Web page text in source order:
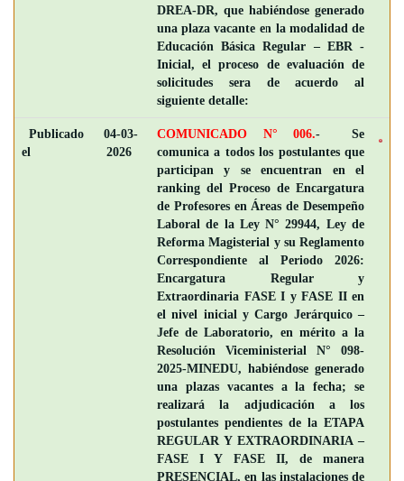
DREA-DR, que habiéndose generado
una plaza vacante en la modalidad de
Educación Básica Regular – EBR -
Inicial, el proceso de evaluación de
solicitudes sera de acuerdo al
siguiente detalle:
Publicado
el
04-03-
2026
COMUNICADO N° 006.- Se
comunica a todos los postulantes que
participan y se encuentran en el
ranking del Proceso de Encargatura
de Profesores en Áreas de Desempeño
Laboral de la Ley N° 29944, Ley de
Reforma Magisterial y su Reglamento
Correspondiente al Periodo 2026:
Encargatura Regular y
Extraordinaria FASE I y FASE II en
el nivel inicial y Cargo Jerárquico –
Jefe de Laboratorio, en mérito a la
Resolución Viceministerial N° 098-
2025-MINEDU, habiéndose generado
una plazas vacantes a la fecha; se
realizará la adjudicación a los
postulantes pendientes de la ETAPA
REGULAR Y EXTRAORDINARIA –
FASE I Y FASE II, de manera
PRESENCIAL, en las instalaciones de